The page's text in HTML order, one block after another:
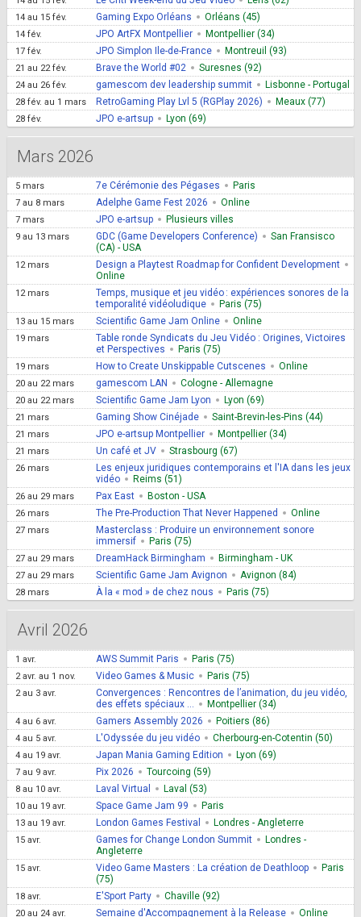
14au 15 fév. Gaming Expo Orléans Orléans (45)
14 fév. JPO ArtFX Montpellier Montpellier (34)
17 fév. JPO Simplon Ile-de-France Montreuil (93)
21 au 22 fév. Brave the World #02 Suresnes (92)
24au 26 fév. gamescom dev leadership summit Lisbonne - Portugal
28 fév. au 1 mars RetroGaming Play Lvl 5 (RGPlay 2026) Meaux (77)
28 fév. JPO e-artsup Lyon (69)
Mars 2026
5 mars 7e Cérémonie des Pégases Paris
7au 8 mars Adelphe Game Fest 2026 Online
7 mars JPO e-artsup Plusieurs villes
9au 13 mars GDC (Game Developers Conference)
San Fransisco
(CA) - USA
12 mars
Design a Playtest Roadmap for Confident Development
Online
12 mars
Temps, musique et jeu vidéo : expériences sonores de la
temporalité vidéoludique
Paris (75)
13au 15 mars Scientific Game Jam Online Online
19 mars
Table ronde Syndicats du Jeu Vidéo : Origines, Victoires
et Perspectives
Paris (75)
19 mars How to Create Unskippable Cutscenes Online
20au 22 mars gamescom LAN Cologne - Allemagne
20au 22 mars Scientific Game Jam Lyon Lyon (69)
21 mars Gaming Show Cinéjade Saint-Brevin-les-Pins (44)
21 mars JPO e-artsup Montpellier Montpellier (34)
21 mars Un café et JV Strasbourg (67)
26 mars
Les enjeux juridiques contemporains et l'IA dans les jeux
vidéo
Reims (51)
26au 29 mars Pax East Boston - USA
26 mars The Pre-Production That Never Happened Online
27 mars
Masterclass : Produire un environnement sonore
immersif
Paris (75)
27au 29 mars DreamHack Birmingham Birmingham - UK
27au 29 mars Scientific Game Jam Avignon Avignon (84)
28 mars À la « mod » de chez nous Paris (75)
Avril 2026
1 avr. AWS Summit Paris Paris (75)
2 avr. au 1 nov. Video Games & Music Paris (75)
2au 3 avr.
Convergences : Rencontres de l’animation, du jeu vidéo,
des effets spéciaux ...
Montpellier (34)
4au 6 avr. Gamers Assembly 2026 Poitiers (86)
4au 5 avr. L'Odyssée du jeu vidéo Cherbourg-en-Cotentin (50)
4au 19 avr. Japan Mania Gaming Edition Lyon (69)
7au 9 avr. Pix 2026 Tourcoing (59)
8au 10 avr. Laval Virtual Laval (53)
10au 19 avr. Space Game Jam 99 Paris
13au 19 avr. London Games Festival Londres - Angleterre
15 avr. Games for Change London Summit
Londres -
Angleterre
15 avr. Video Game Masters : La création de Deathloop
Paris
(75)
18 avr. E'Sport Party Chaville (92)
20au 24 avr. Semaine d'Accompagnement à la Release Online